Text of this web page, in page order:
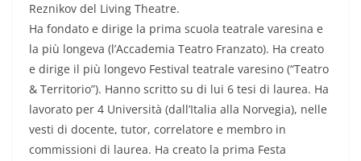
Reznikov del Living Theatre.
Ha fondato e dirige la prima scuola teatrale varesina e
la più longeva (l’Accademia Teatro Franzato). Ha creato
e dirige il più longevo Festival teatrale varesino (“Teatro
& Territorio”). Hanno scritto su di lui 6 tesi di laurea. Ha
lavorato per 4 Università (dall’Italia alla Norvegia), nelle
vesti di docente, tutor, correlatore e membro in
commissioni di laurea. Ha creato la prima Festa